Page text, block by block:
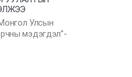
Улсын
мэдэгдэл”-